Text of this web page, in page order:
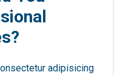
adipisicing